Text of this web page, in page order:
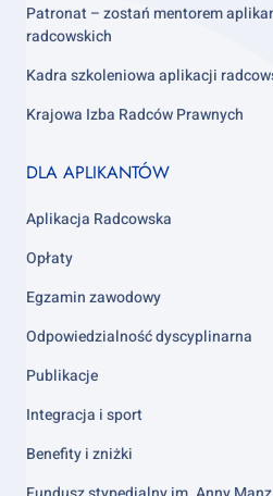
Patronat – zostań mentorem
radcowskich
Kadra szkoleniowa aplikacji
Krajowa Izba Radców Prawnych
Footer
3
DLA APLIKANTÓW
Aplikacja Radcowska
Opłaty
Egzamin zawodowy
Odpowiedzialność dyscyplinarna
Publikacje
Integracja i sport
Benefity i zniżki